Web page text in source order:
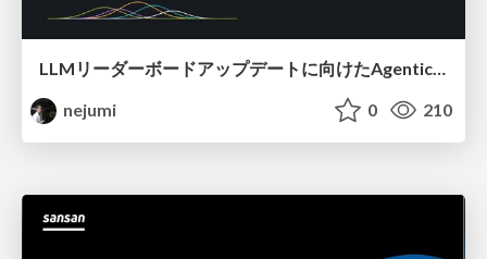
nejumi
0 210